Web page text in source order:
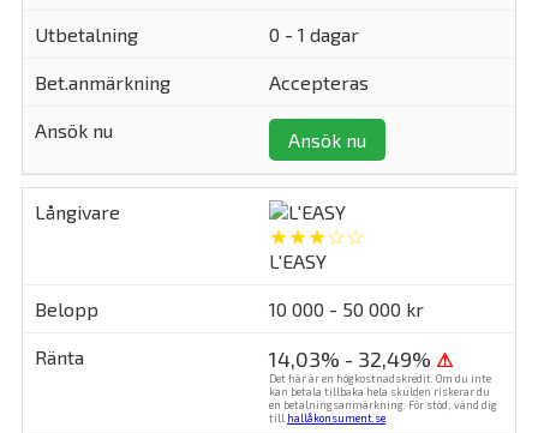
0 - 1 dagar
Accepteras
Ansök nu
★★★☆☆
L'EASY
10 000 - 50 000 kr
14,03% - 32,49% ⚠
Det här är en högkostnadskredit. Om du inte
kan betala tillbaka hela skulden riskerar du
en betalningsanmärkning. För stöd, vänd dig
till hallåkonsument.se